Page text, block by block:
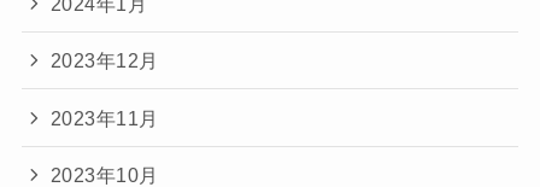
2023年12月
2023年11月
2023年10月